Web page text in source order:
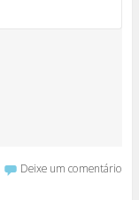
Deixe um comentário